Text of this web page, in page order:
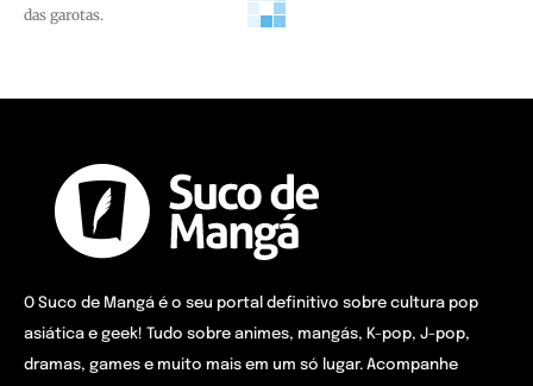
das garotas.
O Suco de Mangá é o seu portal definitivo sobre cultura pop
asiática e geek! Tudo sobre animes, mangás, K-pop, J-pop,
dramas, games e muito mais em um só lugar. Acompanhe